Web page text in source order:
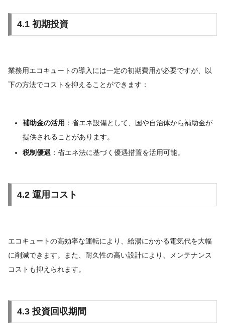
4.1 初期投資
業務用エコキュートの導入には一定の初期費用が必要ですが、以
下の方法でコストを抑えることができます：
補助金の活用 ：省エネ設備として、国や自治体から補助金が
提供されることがあります。
税制優遇 ：省エネ法に基づく優遇措置を活用可能。
4.2 運用コスト
エコキュートの高効率な運転により、給湯にかかる電気代を大幅
に削減できます。また、耐久性の高い設計により、メンテナンス
コストも抑えられます。
4.3 投資回収期間